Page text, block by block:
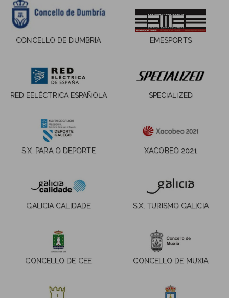
CONCELLO DE DUMBRIA EMESPORTS
RED EELÉCTRICA ESPAÑOLA SPECIALIZED
S.X. PARA O DEPORTE XACOBEO 2021
GALICIA CALIDADE S.X. TURISMO GALICIA
CONCELLO DE CEE CONCELLO DE MUXIA